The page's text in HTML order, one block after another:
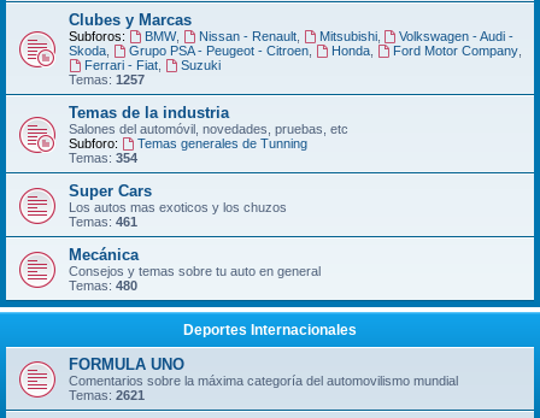
Clubes y Marcas
Subforos: BMW, Nissan - Renault, Mitsubishi,
Volkswagen - Audi -
Skoda
Grupo PSA - Peugeot - Citroen, Honda, Ford Motor Company,
Ferrari - Fiat,
Suzuki
Temas: 1257
Temas de la industria
Salones del automóvil, novedades, pruebas, etc
Subforo:
Temas generales de Tunning
Temas: 354
Super Cars
Los autos mas exoticos y los chuzos
Temas: 461
Mecánica
Consejos y temas sobre tu auto en general
Temas: 480
Deportes Internacionales
FORMULA UNO
Comentarios sobre la máxima categoría del automovilismo mundial
Temas: 2621